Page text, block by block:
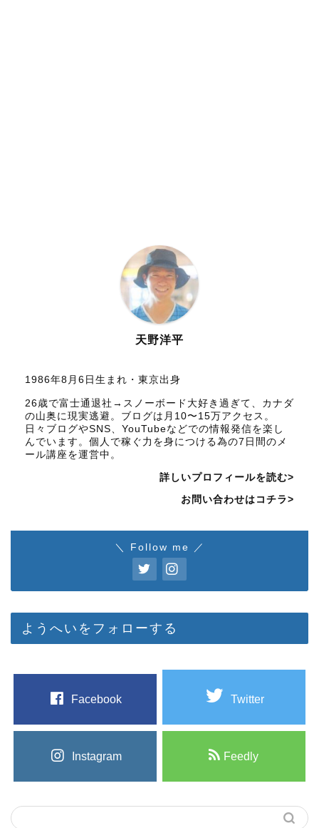
天野洋平
1986年8月6日生まれ・東京出身
26歳で富士通退社→スノーボード大好き過ぎて、カナダ
の山奥に現実逃避。ブログは月10〜15万アクセス。
日々ブログやSNS、YouTubeなどでの情報発信を楽し
んでいます。個人で稼ぐ力を身につける為の7日間のメ
ール講座を運営中。
詳しいプロフィールを読む>
お問い合わせはコチラ>
＼ Follow me ／
ようへいをフォローする
Facebook Twitter
Instagram Feedly